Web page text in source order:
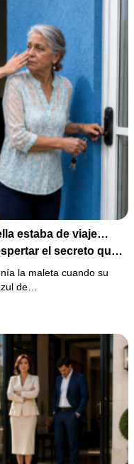
estaba de viaje…
el secreto que
la maleta cuando su
de…